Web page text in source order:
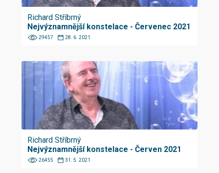
Richard Stříbrný
Nejvýznamnější konstelace - Červenec 2021
29457 28. 6. 2021
Richard Stříbrný
Nejvýznamnější konstelace - Červen 2021
26455 31. 5. 2021